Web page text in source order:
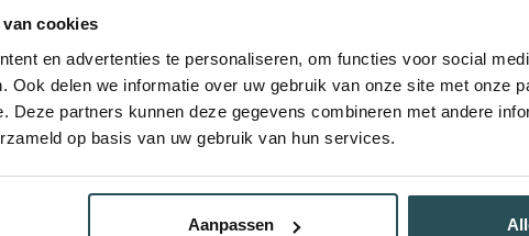
cookies
en advertenties te personaliseren, om functies voor social
Ook delen we informatie over uw gebruik van onze site met onze
Deze partners kunnen deze gegevens combineren met andere
op basis van uw gebruik van hun services.
Aanpassen